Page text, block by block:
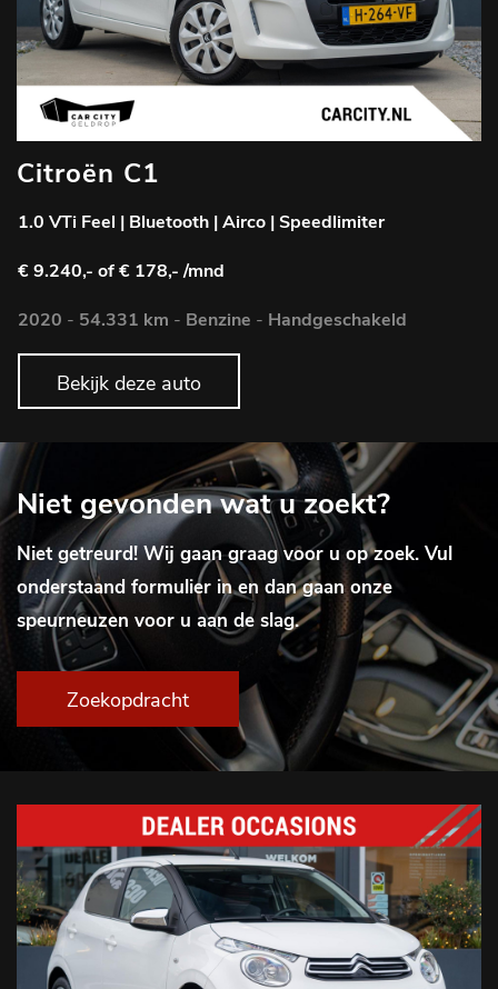
Citroën C1
1.0 VTi Feel | Bluetooth | Airco | Speedlimiter
€ 9.240,- of € 178,- /mnd
2020 - 54.331 km - Benzine - Handgeschakeld
Bekijk deze auto
Niet gevonden wat u zoekt?
Niet getreurd! Wij gaan graag voor u op zoek. Vul
onderstaand formulier in en dan gaan onze
speurneuzen voor u aan de slag.
Zoekopdracht